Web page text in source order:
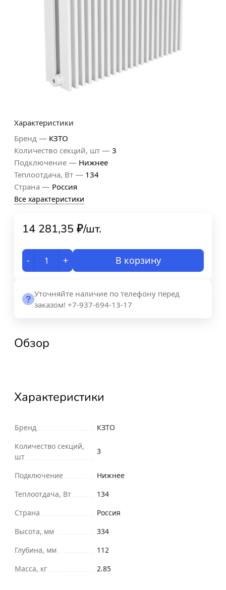
Характеристики
Бренд — КЗТО
Количество секций, шт — 3
Подключение — Нижнее
Теплоотдача, Вт — 134
Страна — Россия
Все характеристики
14 281,35 ₽/шт.
- + В корзину
Уточняйте наличие по телефону перед
заказом! +7-937-694-13-17
Обзор
Характеристики
Бренд
КЗТО
Количество секций,
шт
3
Подключение
Нижнее
Теплоотдача, Вт
134
Страна
Россия
Высота, мм
334
Глубина, мм
112
Масса, кг
2.85